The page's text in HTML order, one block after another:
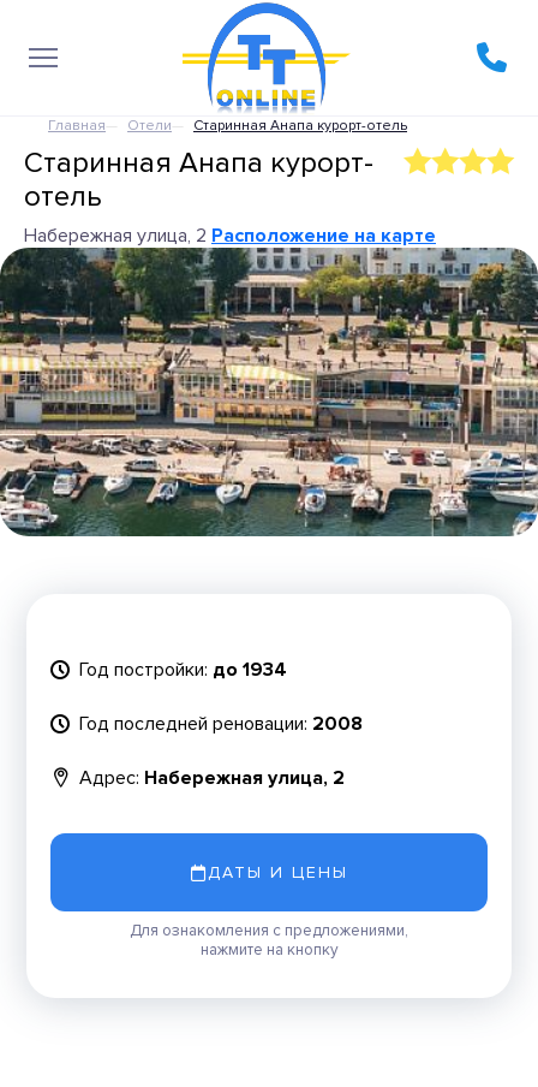
Главная Отели Старинная Анапа курорт-отель
Старинная Анапа курорт-
отель
Набережная улица, 2 Расположение на карте
Год постройки: до 1934
Год последней реновации: 2008
Адрес: Набережная улица, 2
ДАТЫ И ЦЕНЫ
Для ознакомления с предложениями,
нажмите на кнопку